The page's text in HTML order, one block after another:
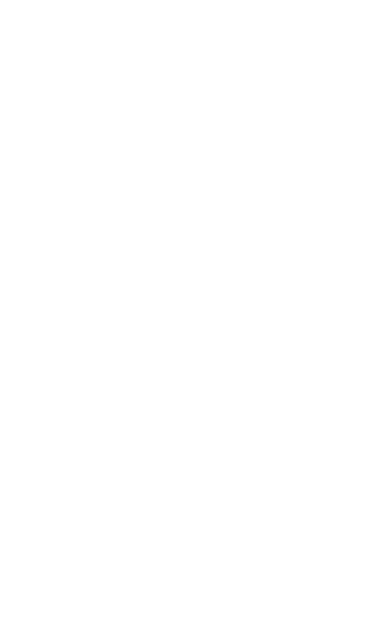
conta e cada profissional faz a diferença”
com nova regras do registo, alerta associação
níveis elevados de Lp(a), revela estudo
e representam um investimento sustentável para os sistemas de
negativo metastático em doentes não elegíveis para inibidores PD-
a controlar a hipertensão